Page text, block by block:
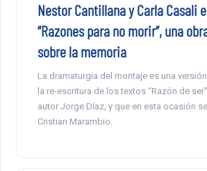
Nestor Cantillana y Carla Casali
“Razones para no morir”, una
sobre la memoria
La dramaturgia del montaje es una
la re-escritura de los textos “Razón de
autor Jorge Díaz, y que en esta ocasión
Cristian Marambio.